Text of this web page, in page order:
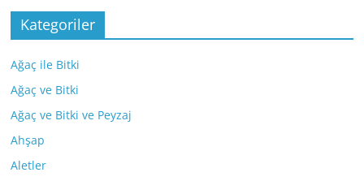
Kategoriler
Ağaç ile Bitki
Ağaç ve Bitki
Ağaç ve Bitki ve Peyzaj
Ahşap
Aletler